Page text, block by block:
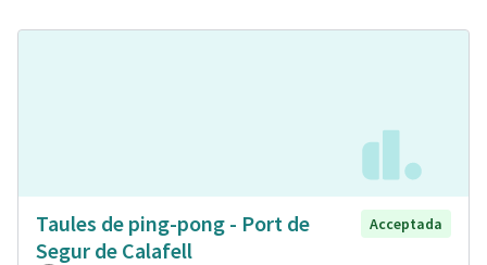
Taules de ping-pong - Port de
Segur de Calafell
Acceptada